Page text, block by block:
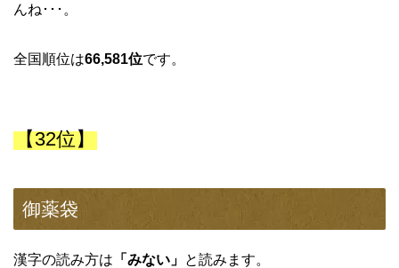
んね･･･。
全国順位は66,581位です。
【32位】
御薬袋
漢字の読み方は 「みない」 と読みます。